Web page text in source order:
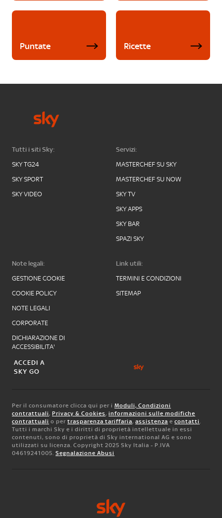
Puntate Ricette
Tutti i siti Sky:
SKY TG24
SKY SPORT
SKY VIDEO
Servizi:
MASTERCHEF SU SKY
MASTERCHEF SU NOW
SKY TV
SKY APPS
SKY BAR
SPAZI SKY
Note legali:
GESTIONE COOKIE
COOKIE POLICY
NOTE LEGALI
CORPORATE
DICHIARAZIONE DI
ACCESSIBILITA'
Link utili:
TERMINI E CONDIZIONI
SITEMAP
ACCEDI A
SKY GO
Per il consumatore clicca qui per i Moduli, Condizioni
contrattuali, Privacy & Cookies, informazioni sulle modifiche
contrattuali o per trasparenza tariffaria, assistenza e contatti.
Tutti i marchi Sky e i diritti di proprietà intellettuale in essi
contenuti, sono di proprietà di Sky international AG e sono
utilizzati su licenza. Copyright 2025 Sky Italia - P.IVA
04619241005. Segnalazione Abusi